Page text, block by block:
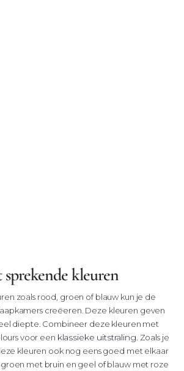
kleuren
zoals rood, groen of blauw kun je de
creëeren. Deze kleuren geven
diepte. Combineer deze kleuren met
voor een klassieke uitstraling. Zoals je
kleuren ook nog eens goed met elkaar
met bruin en geel of blauw met roze